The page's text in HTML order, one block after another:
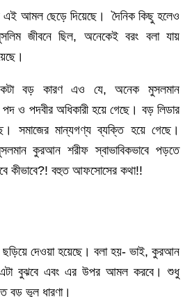
এই আমল ছেড়ে দিয়েছে। দৈনিক কিছু হলেও
জীবনে ছিল, অনেকেই বরং বলা যায়
বড় কারণ এও যে, অনেক মুসলমান
ও পদবীর অধিকারী হয়ে গেছে। বড় লিডার
সমাজের মান্যগণ্য ব্যক্তি হয়ে গেছে।
কুরআন শরীফ স্বাভাবিকভাবে পড়তে
কীভাবে?! বহুত আফসোসের কথা!!
ছড়িয়ে দেওয়া হয়েছে। বলা হয়- ভাই, কুরআন
বুঝবে এবং এর উপর আমল করবে। শুধু
বড় ভুল ধারণা।